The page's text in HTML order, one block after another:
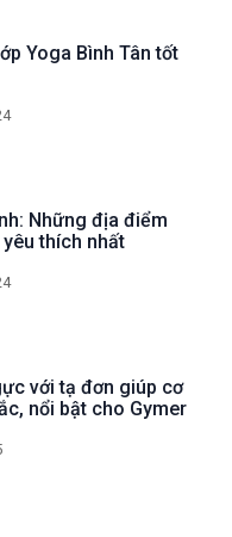
Yoga Bình Tân tốt
Những địa điểm
thích nhất
với tạ đơn giúp cơ
nổi bật cho Gymer